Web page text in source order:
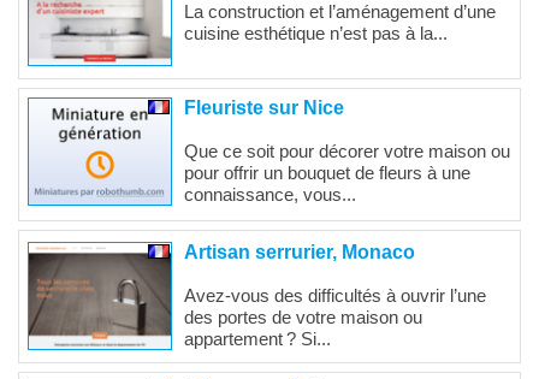
La construction et l’aménagement d’une
cuisine esthétique n’est pas à la...
Fleuriste sur Nice
Que ce soit pour décorer votre maison ou
pour offrir un bouquet de fleurs à une
connaissance, vous...
Artisan serrurier, Monaco
Avez-vous des difficultés à ouvrir l’une
des portes de votre maison ou
appartement ? Si...